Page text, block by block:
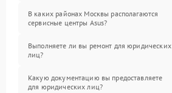
В каких районах Москвы располагаются
сервисные центры Asus?
Выполняете ли вы ремонт для юридических
лиц?
Какую документацию вы предоставляете
для юридических лиц?